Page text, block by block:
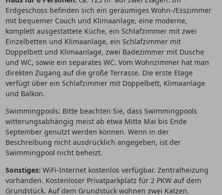
Erdgeschoss befinden sich ein geräumiges Wohn-/Esszimmer
mit bequemer Couch und Klimaanlage, eine moderne,
komplett ausgestattete Küche, ein Schlafzimmer mit zwei
Einzelbetten und Klimaanlage, ein Schlafzimmer mit
Doppelbett und Klimaanlage, zwei Badezimmer mit Dusche
und WC, sowie ein separates WC. Vom Wohnzimmer hat man
direkten Zugang auf die große Terrasse. Die erste Etage
verfügt über ein Schlafzimmer mit Doppelbett, Klimaanlage
und Balkon.
Swimmingpools: Bitte beachten Sie, dass Swimmingpools
witterungsabhängig meist ab etwa Mitte Mai bis Ende
September genutzt werden können. Wenn in der
Beschreibung nicht ausdrücklich angegeben, ist der
Swimmingpool nicht beheizt.
Sonstiges: WiFi-Internet kostenlos verfügbar. Zentralheizung
vorhanden. Kostenloser Privatparkplatz für 2 PKW auf dem
Grundstück. Auf dem Grundstück wohnen zwei Katzen.